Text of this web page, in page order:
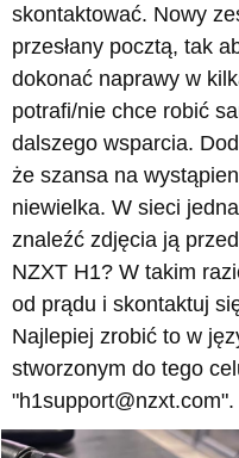
skontaktować. Nowy
przesłany pocztą, tak
dokonać naprawy w
potrafi/nie chce robić
dalszego wsparcia.
że szansa na
niewielka. W sieci
znaleźć zdjęcia ją
NZXT H1? W takim
od prądu i skontaktuj
Najlepiej zrobić to w
stworzonym do tego
"h1support@nzxt.com".